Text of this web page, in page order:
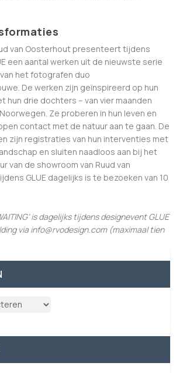
van Oosterhout presenteert tijdens
een aantal werken uit de nieuwste serie
van het fotografen duo
De werken zijn geïnspireerd op hun
hun drie dochters – van vier maanden
Ze proberen in hun leven en
contact met de natuur aan te gaan. De
zijn registraties van hun interventies met
en sluiten naadloos aan bij het
van de showroom van Ruud van
GLUE dagelijks is te bezoeken van 10
is dagelijks tijdens designevent GLUE
via info@rvodesign.com (maximaal tien